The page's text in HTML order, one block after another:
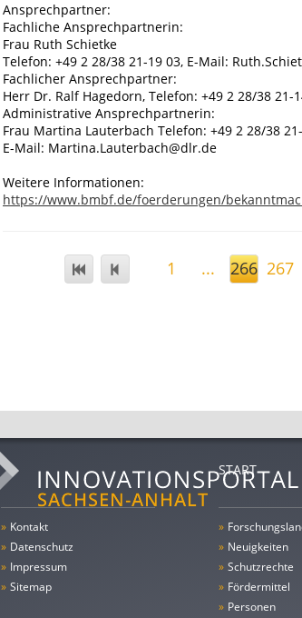
Ansprechpartner:
Fachliche Ansprechpartnerin:
Frau Ruth Schietke
Telefon: +49 2 28/38 21-19 03, E-Mail:
Fachlicher Ansprechpartner:
Herr Dr. Ralf Hagedorn, Telefon: +49 2 28/38
Administrative Ansprechpartnerin:
Frau Martina Lauterbach Telefon: +49 2 28/38
E-Mail: Martina.Lauterbach@dlr.de
Weitere Informationen:
https://www.bmbf.de/foerderungen/
1 ... 266 267
» Kontakt
» Datenschutz
» Impressum
» Sitemap
START
»
» Neuigkeiten
» Schutzrechte
» Fördermittel
» Personen